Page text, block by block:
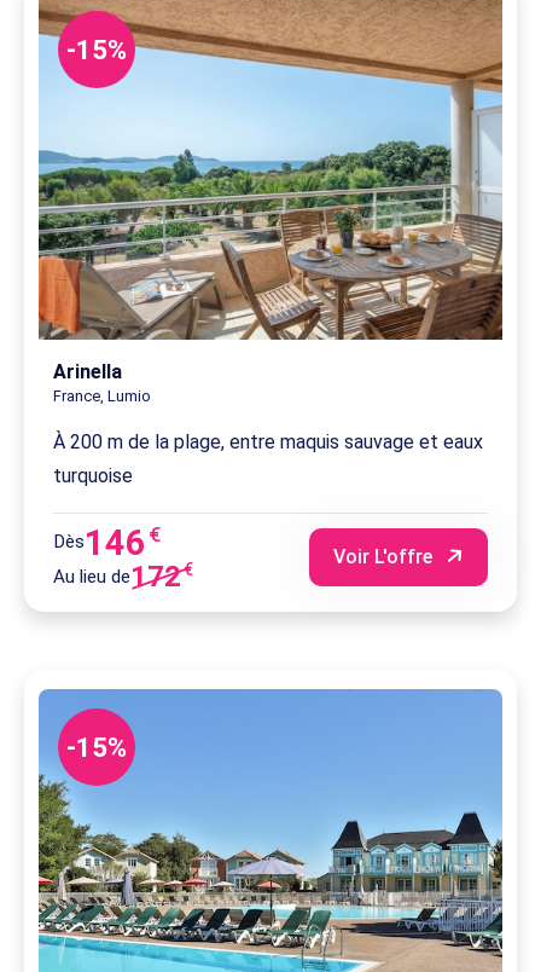
-15%
Arinella
France, Lumio
À 200 m de la plage, entre maquis sauvage et eaux
turquoise
Dès146 €
Au lieu de172€
Voir L'offre
-15%